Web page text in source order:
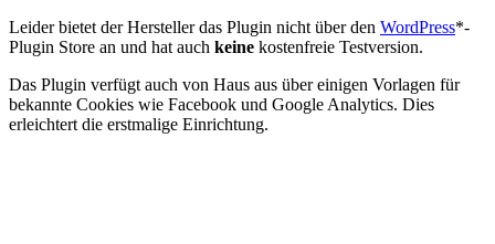
Leider bietet der Hersteller das Plugin nicht über den WordPress*-
Plugin Store an und hat auch keine kostenfreie Testversion.
Das Plugin verfügt auch von Haus aus über einigen Vorlagen für
bekannte Cookies wie Facebook und Google Analytics. Dies
erleichtert die erstmalige Einrichtung.